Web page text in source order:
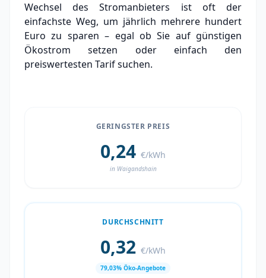
Wechsel des Stromanbieters ist oft der
einfachste Weg, um jährlich mehrere hundert
Euro zu sparen – egal ob Sie auf günstigen
Ökostrom setzen oder einfach den
preiswertesten Tarif suchen.
GERINGSTER PREIS
0,24 €/kWh
in Waigandshain
DURCHSCHNITT
0,32 €/kWh
79,03% Öko-Angebote